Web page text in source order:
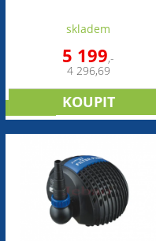
skladem
5 199,-
4 296,69